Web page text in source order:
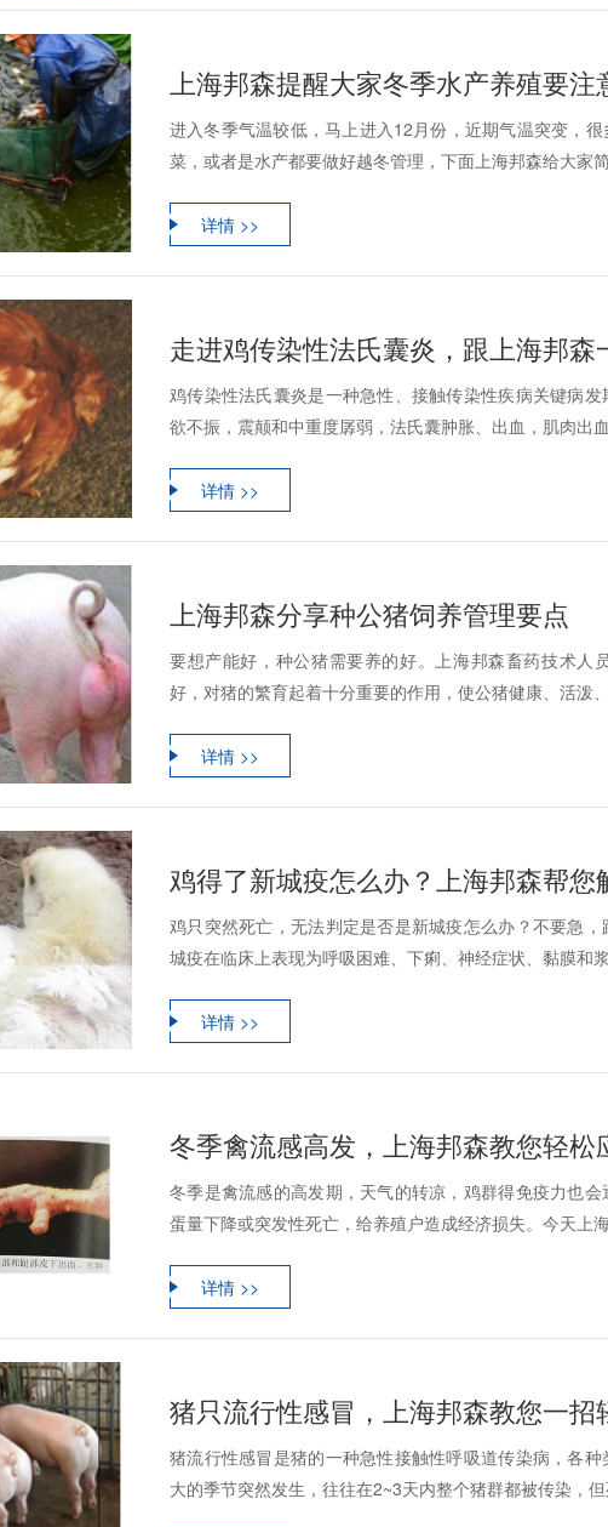
上海邦森提醒大家冬季水产养殖要注
进入冬季气温较低，马上进入12月份，近期气温突变，
菜，或者是水产都要做好越冬管理，下面上海邦森给大家
详情 >>
走进鸡传染性法氏囊炎，跟上海邦森
鸡传染性法氏囊炎是一种急性、接触传染性疾病关键病
欲不振，震颠和中重度孱弱，法氏囊肿胀、出血，肌肉出
详情 >>
上海邦森分享种公猪饲养管理要点
要想产能好，种公猪需要养的好。上海邦森畜药技术人
好，对猪的繁育起着十分重要的作用，使公猪健康、活泼
详情 >>
鸡得了新城疫怎么办？上海邦森帮您
鸡只突然死亡，无法判定是否是新城疫怎么办？不要急
城疫在临床上表现为呼吸困难、下痢、神经症状、黏膜和
详情 >>
冬季禽流感高发，上海邦森教您轻松
冬季是禽流感的高发期，天气的转凉，鸡群得免疫力也
蛋量下降或突发性死亡，给养殖户造成经济损失。今天上
详情 >>
猪只流行性感冒，上海邦森教您一招
猪流行性感冒是猪的一种急性接触性呼吸道传染病，各
大的季节突然发生，往往在2~3天内整个猪群都被传染，